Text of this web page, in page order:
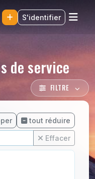
S'identifier
de service
FILTRE
tout réduire
Effacer